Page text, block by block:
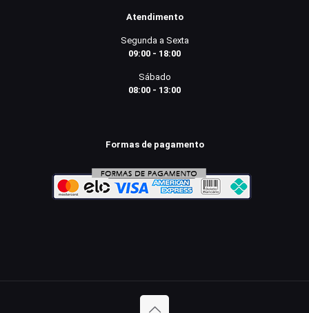
Atendimento
Segunda a Sexta
09:00 - 18:00
Sábado
08:00 - 13:00
Formas de pagamento